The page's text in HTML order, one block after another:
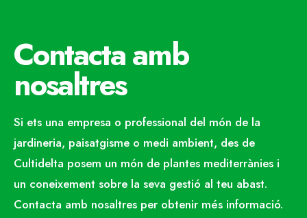
Contacta amb
nosaltres
Si ets una empresa o professional del món de la
jardineria, paisatgisme o medi ambient, des de
Cultidelta posem un món de plantes mediterrànies i
un coneixement sobre la seva gestió al teu abast.
Contacta amb nosaltres per obtenir més informació.